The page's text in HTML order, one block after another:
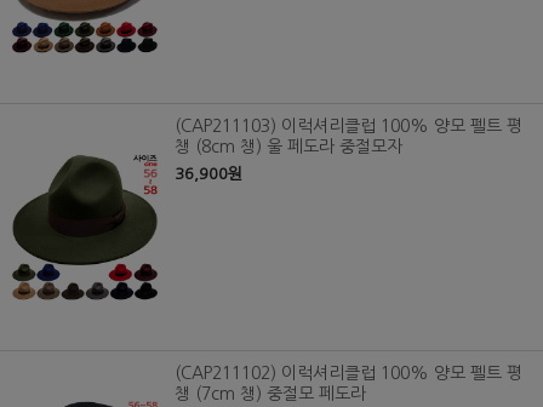
(CAP211103) 이럭셔리클럽 100% 양모 펠트 평
챙 (8cm 챙) 울 페도라 중절모자
36,900원
(CAP211102) 이럭셔리클럽 100% 양모 펠트 평
챙 (7cm 챙) 중절모 페도라